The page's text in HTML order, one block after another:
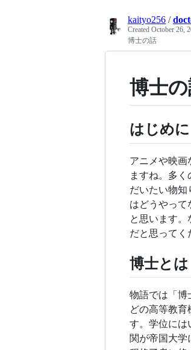
kaityo256 /
Created October 26,
博士の話
博士
はじめに
アニメや映
ますね。多
だいたい物
はどうやって
と思います
だと思ってく
博士とは
物語では「博
どの高等教
す。学位には
関が帝国大学